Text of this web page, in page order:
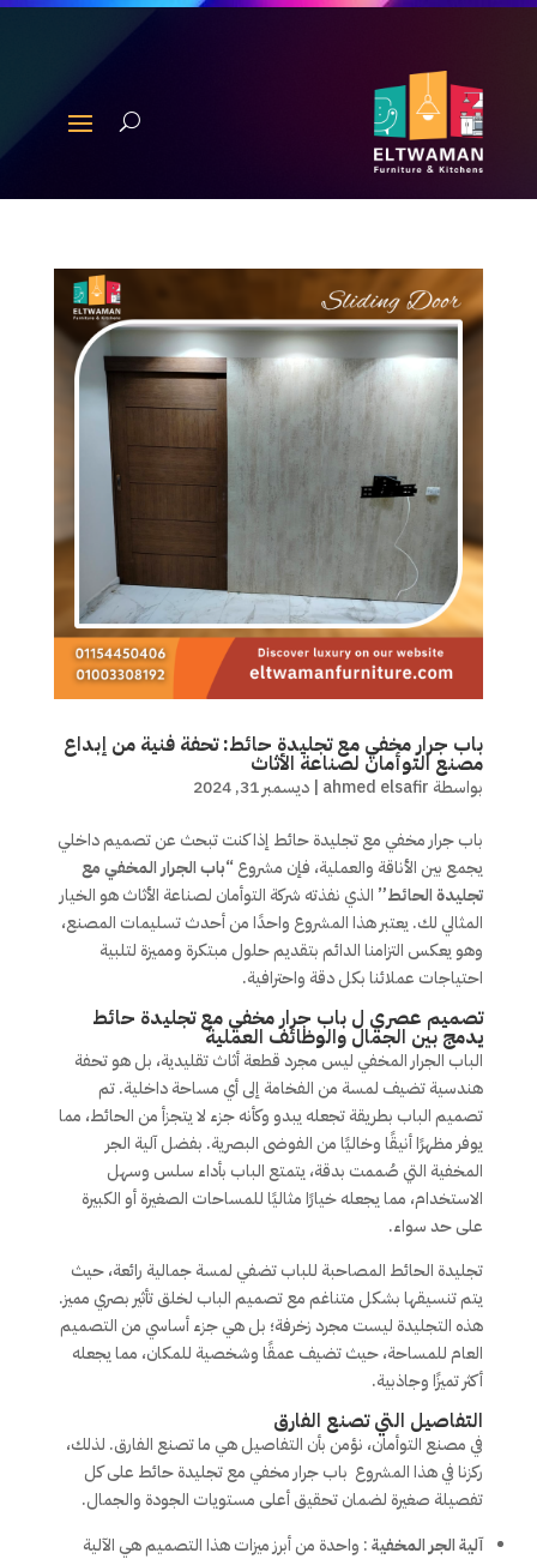
باب جرار مخفي مع تجليدة حائط: تحفة فنية من إبداع
مصنع التوأمان لصناعة الأثاث
بواسطة ahmed elsafir
| ديسمبر 31, 2024
باب جرار مخفي مع تجليدة حائط إذا كنت تبحث عن تصميم داخلي
يجمع بين الأناقة والعملية، فإن مشروع“باب الجرار المخفي مع
تجليدة الحائط” الذي نفذته شركة التوأمان لصناعة الأثاث هو الخيار
المثالي لك. يعتبر هذا المشروع واحدًا من أحدث تسليمات المصنع،
وهو يعكس التزامنا الدائم بتقديم حلول مبتكرة ومميزة لتلبية
احتياجات عملائنا بكل دقة واحترافية.
تصميم عصري ل باب جرار مخفي مع تجليدة حائط
يدمج بين الجمال والوظائف العملية
الباب الجرار المخفي ليس مجرد قطعة أثاث تقليدية، بل هو تحفة
هندسية تضيف لمسة من الفخامة إلى أي مساحة داخلية. تم
تصميم الباب بطريقة تجعله يبدو وكأنه جزء لا يتجزأ من الحائط، مما
يوفر مظهرًا أنيقًا وخاليًا من الفوضى البصرية. بفضل آلية الجر
المخفية التي صُممت بدقة، يتمتع الباب بأداء سلس وسهل
الاستخدام، مما يجعله خيارًا مثاليًا للمساحات الصغيرة أو الكبيرة
على حد سواء.
تجليدة الحائط المصاحبة للباب تضفي لمسة جمالية رائعة، حيث
يتم تنسيقها بشكل متناغم مع تصميم الباب لخلق تأثير بصري مميز.
هذه التجليدة ليست مجرد زخرفة؛ بل هي جزء أساسي من التصميم
العام للمساحة، حيث تضيف عمقًا وشخصية للمكان، مما يجعله
أكثر تميزًا وجاذبية.
التفاصيل التي تصنع الفارق
في مصنع التوأمان، نؤمن بأن التفاصيل هي ما تصنع الفارق. لذلك،
ركزنا في هذا المشروع باب جرار مخفي مع تجليدة حائط على كل
تفصيلة صغيرة لضمان تحقيق أعلى مستويات الجودة والجمال.
آلية الجر المخفية: واحدة من أبرز ميزات هذا التصميم هي الآلية